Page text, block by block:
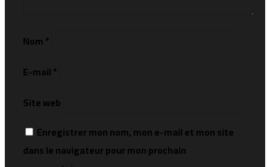
Nom*
E-mail*
Site web
Enregistrer mon nom, mon e-mail et mon site
dans le navigateur pour mon prochain